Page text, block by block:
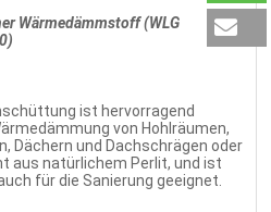
Wärmedämmstoff (WLG
ist hervorragend
von Hohlräumen,
Dächern und Dachschrägen oder
aus natürlichem Perlit, und ist
für die Sanierung geeignet.